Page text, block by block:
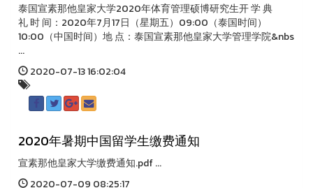
泰国宣素那他皇家大学2020年体育管理硕博研究生开 学 典
礼 时 间：2020年7月17日（星期五）09:00（泰国时间）
10:00（中国时间）地 点：泰国宣素那他皇家大学管理学院&nbs
...
2020-07-13 16:02:04
2020年暑期中国留学生缴费通知
宣素那他皇家大学缴费通知.pdf ...
2020-07-09 08:25:17